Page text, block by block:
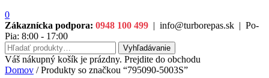
0
Zákaznícka podpora: 0948 100 499 | info@turborepas.sk | Po-
Pia: 8:00 - 17:00
Hľadať:
Vyhľadávanie
Váš nákupný košík je prázdny. Prejdite do obchodu
Domov / Produkty so značkou “795090-5003S”